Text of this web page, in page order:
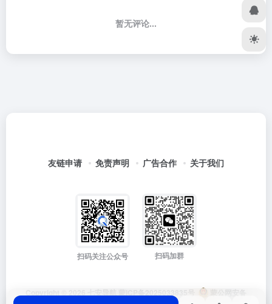
暂无评论...
友链申请 免责声明 广告合作 关于我们
扫码关注公众号 扫码加群